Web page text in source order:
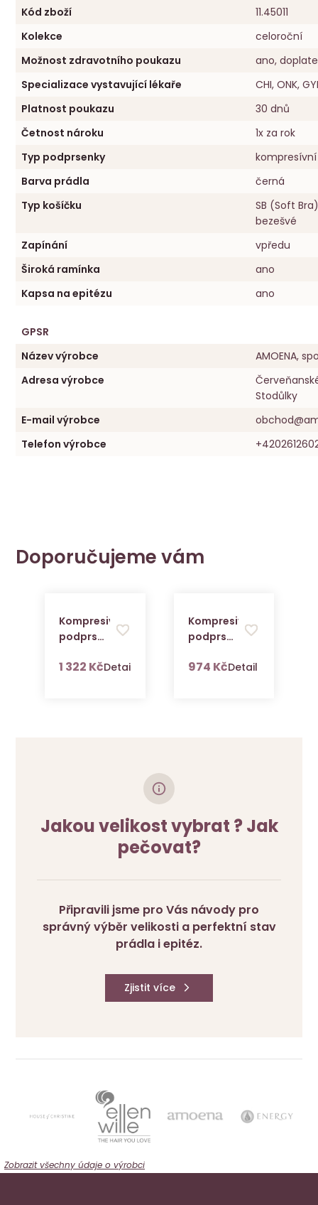
Kód zboží
11.45011
Kolekce
celoroční
Možnost zdravotního poukazu
ano,
Specializace vystavující lékaře
CHI, ONK,
Platnost poukazu
30 dnů
Četnost nároku
1x za rok
Typ podprsenky
kompresívní
Barva prádla
černá
Typ košíčku
SB (Soft
bezešvé
Zapínání
vpředu
Široká ramínka
ano
Kapsa na epitézu
ano
GPSR
Název výrobce
AMOENA,
Adresa výrobce
Stodůlky
E-mail výrobce
Telefon výrobce
Zobrazit všechny údaje o výrobci
Doporučujeme vám
Kompresivní
podprsenka
ZIP-ST-HI
1 322 Kčs DPH
Detail zboží
Kompresivní
podprsenka
bílá
974 Kčs DPH
Detail zboží
Jakou velikost vybrat ? Jak
pečovat?
Připravili jsme pro Vás návody pro
správný výběr velikosti a perfektní stav
prádla i epitéz.
Zjistit více